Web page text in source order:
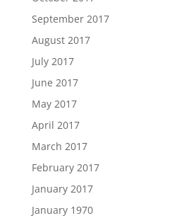
September 2017
August 2017
July 2017
June 2017
May 2017
April 2017
March 2017
February 2017
January 2017
January 1970